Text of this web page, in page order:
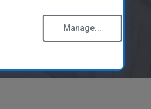
iOS
ตรเครดิต เพียงแค่ติดตั้ง
Manage...